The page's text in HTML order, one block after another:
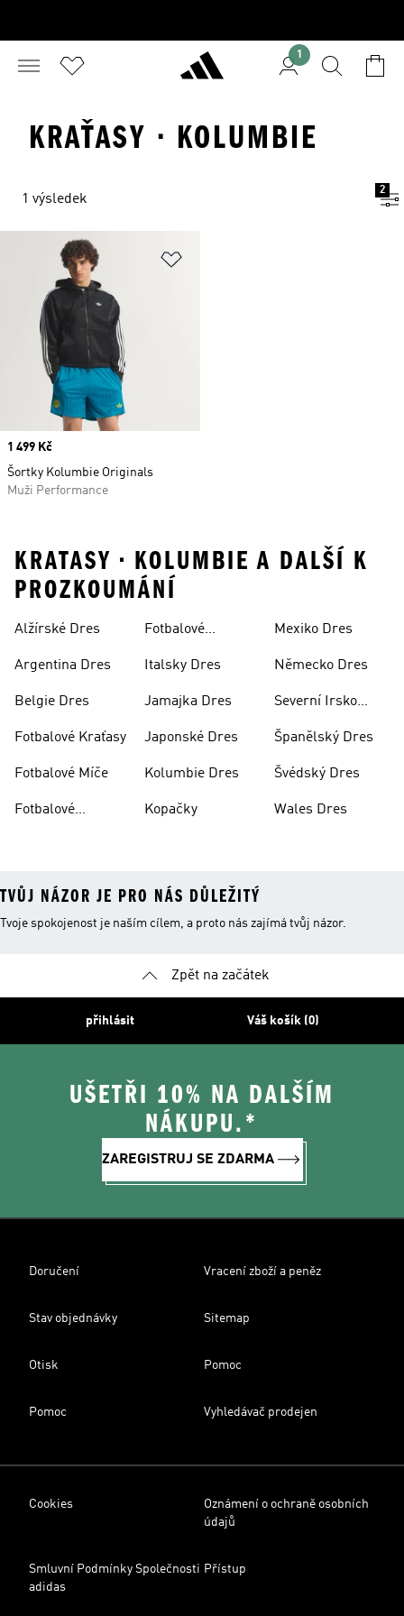
1
KRAŤASY · KOLUMBIE
1 výsledek
2
Price
1 499 Kč
Šortky Kolumbie Originals
Muži Performance
KRATASY • KOLUMBIE A DALŠÍ K
PROZKOUMÁNÍ
Alžírské Dres
Argentina Dres
Belgie Dres
Fotbalové Kraťasy
Fotbalové Míče
Fotbalové
Fotbalové
Italsky Dres
Jamajka Dres
Japonské Dres
Kolumbie Dres
Kopačky
Mexiko Dres
Německo Dres
Severní Irsko
Španělský Dres
Švédský Dres
Wales Dres
TVŮJ NÁZOR JE PRO NÁS DŮLEŽITÝ
Tvoje spokojenost je naším cílem, a proto nás zajímá tvůj názor.
Zpět na začátek
přihlásit Váš košík (0)
UŠETŘI 10% NA DALŠÍM
NÁKUPU.*
ZAREGISTRUJ SE ZDARMA
Doručení Vracení zboží a peněz
Stav objednávky Sitemap
Otisk Pomoc
Pomoc Vyhledávač prodejen
Cookies
Oznámení o ochraně osobních
údajů
Smluvní Podmínky Společnosti
adidas
Přístup